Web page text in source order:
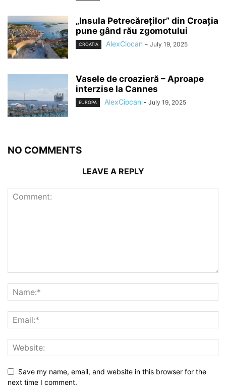
„Insula Petrecăreților” din Croația
pune gând rău zgomotului
CROATIA AlexCiocan - July 19, 2025
Vasele de croazieră – Aproape
interzise la Cannes
EUROPA AlexCiocan - July 19, 2025
NO COMMENTS
LEAVE A REPLY
Save my name, email, and website in this browser for the
next time I comment.